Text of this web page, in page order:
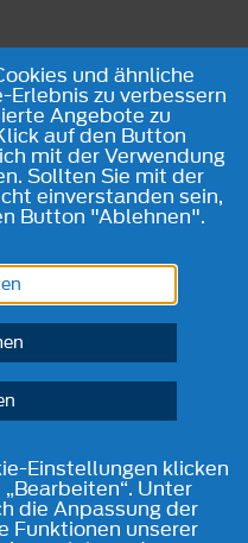
und ähnliche
Erlebnis zu verbessern
Angebote zu
auf den Button
mit der Verwendung
Sollten Sie mit der
einverstanden sein,
Button "Ablehnen".
Einstellungen klicken
Unter
die Anpassung der
Funktionen unserer